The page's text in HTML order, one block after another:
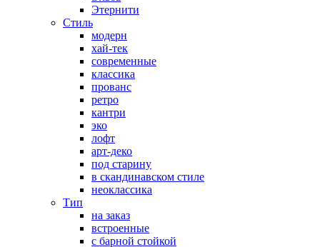
Этернити
Стиль
модерн
хай-тек
современные
классика
прованс
ретро
кантри
эко
лофт
арт-деко
под старину
в скандинавском стиле
неоклассика
Тип
на заказ
встроенные
с барной стойкой